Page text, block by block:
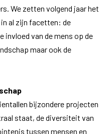
We zetten volgend jaar het
al zijn facetten: de
invloed van de mens op de
maar ook de
bijzondere projecten
staat, de diversiteit van
tussen mensen en